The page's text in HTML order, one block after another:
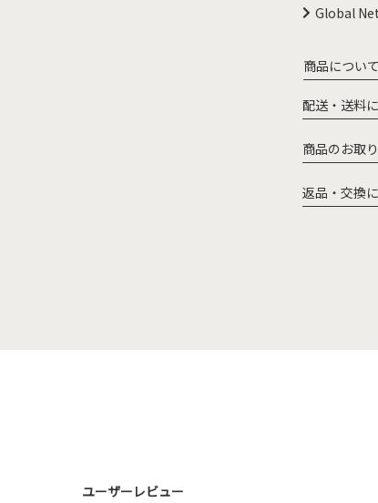
Global
商品につい
配送・送料
商品のお取
返品・交換
ユーザーレビュー